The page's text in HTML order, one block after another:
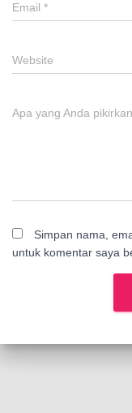
Email *
Website
Apa yang Anda
Simpan nama,
untuk komentar saya